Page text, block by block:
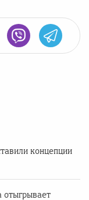
концепции
отыгрывает